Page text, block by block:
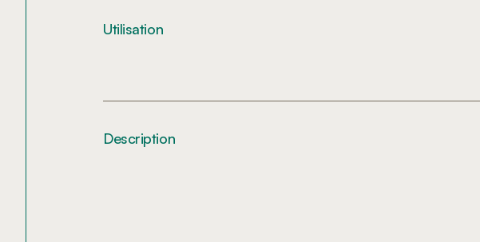
Utilisation
Description